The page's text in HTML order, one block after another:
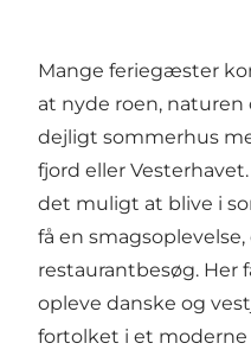
Mange feriegæster
at nyde roen,
dejligt sommerhus
fjord eller
det muligt at blive i
få en
restaurantbesøg. Her
opleve danske og
fortolket i et